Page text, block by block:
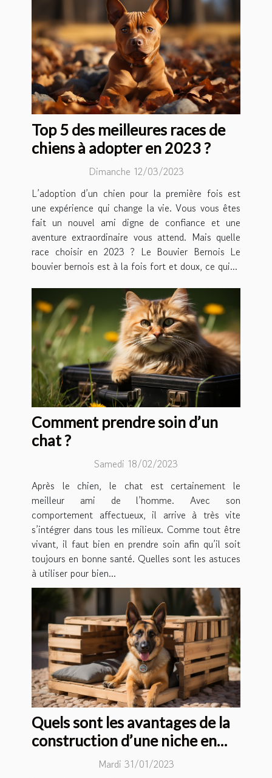
Top 5 des meilleures races de
chiens à adopter en 2023 ?
Dimanche 12/03/2023
L’adoption d’un chien pour la première fois est
une expérience qui change la vie. Vous vous êtes
fait un nouvel ami digne de confiance et une
aventure extraordinaire vous attend. Mais quelle
race choisir en 2023 ? Le Bouvier Bernois Le
bouvier bernois est à la fois fort et doux, ce qui...
Comment prendre soin d’un
chat ?
Samedi 18/02/2023
Après le chien, le chat est certainement le
meilleur ami de l’homme. Avec son
comportement affectueux, il arrive à très vite
s’intégrer dans tous les milieux. Comme tout être
vivant, il faut bien en prendre soin afin qu’il soit
toujours en bonne santé. Quelles sont les astuces
à utiliser pour bien...
Quels sont les avantages de la
construction d’une niche en
Mardi 31/01/2023